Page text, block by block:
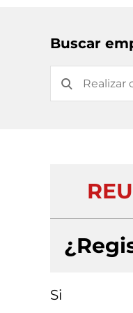
Buscar
Si